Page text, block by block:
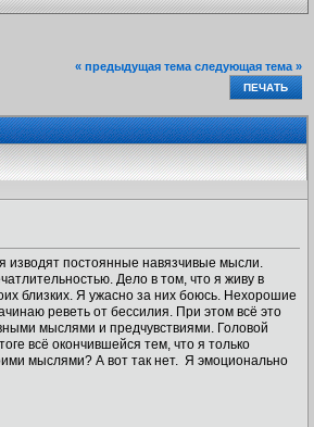
« предыдущая тема следующая тема »
ПЕЧАТЬ
изводят постоянные навязчивые мысли.
Дело в том, что я живу в
близких. Я ужасно за них боюсь. Нехорошие
реветь от бессилия. При этом всё это
мыслями и предчувствиями. Головой
всё окончившейся тем, что я только
мыслями? А вот так нет. Я эмоционально